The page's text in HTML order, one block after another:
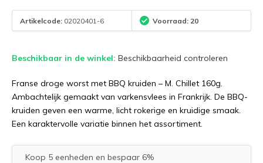
Artikelcode: 02020401-6 Voorraad: 20
Beschikbaar in de winkel: Beschikbaarheid controleren
Franse droge worst met BBQ kruiden – M. Chillet 160g.
Ambachtelijk gemaakt van varkensvlees in Frankrijk. De BBQ-
kruiden geven een warme, licht rokerige en kruidige smaak.
Een karaktervolle variatie binnen het assortiment.
Koop 5 eenheden en bespaar 6%